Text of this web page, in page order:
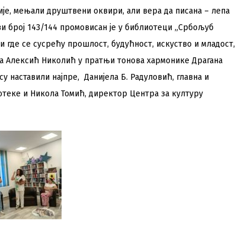
мењали друштвени оквири, али вера да писана – лепа
број 143/144 промовисан је у библиотеци „Србољуб
се сусрећу прошлост, будућност, искуство и младост,
Алексић Николић у пратњи тонова хармонике Драгана
наставили најпре, Данијела Б. Радуловић, главна и
и Никола Томић, директор Центра за културу